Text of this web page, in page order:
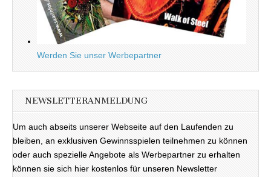
Werden Sie unser Werbepartner
NEWSLETTERANMELDUNG
Um auch abseits unserer Webseite auf den Laufenden zu
bleiben, an exklusiven Gewinnsspielen teilnehmen zu können
oder auch spezielle Angebote als Werbepartner zu erhalten
können sie sich hier kostenlos für unseren Newsletter